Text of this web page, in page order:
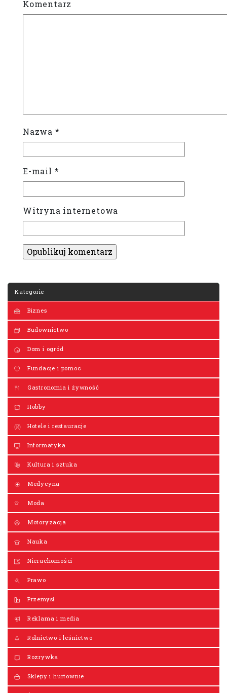
Kategorie
Biznes
Budownictwo
Dom i ogród
Fundacje i pomoc
Gastronomia i żywność
Hobby
Hotele i restauracje
Informatyka
Kultura i sztuka
Medycyna
Moda
Motoryzacja
Nauka
Nieruchomości
Prawo
Przemysł
Reklama i media
Rolnictwo i leśnictwo
Rozrywka
Sklepy i hurtownie
Komentarz
Nazwa *
E-mail *
Witryna internetowa